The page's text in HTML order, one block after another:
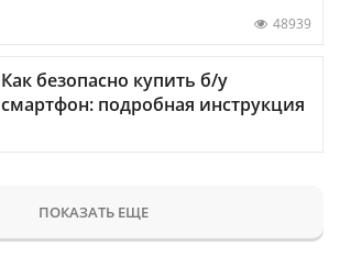
48939
Как безопасно купить б/у
смартфон: подробная инструкция
ПОКАЗАТЬ ЕЩЕ